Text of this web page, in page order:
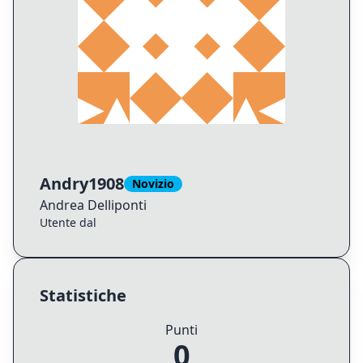
Andry1908 Novizio
Andrea Delliponti
Utente dal
Statistiche
Punti